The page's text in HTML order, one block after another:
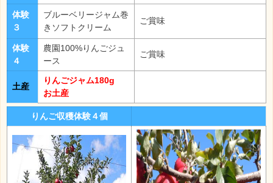
体験
３
ブルーベリージャム巻
きソフトクリーム
ご賞味
体験
４
農園100%りんごジュ
ース
ご賞味
土産
りんごジャム180g
お土産
りんご収穫体験４個